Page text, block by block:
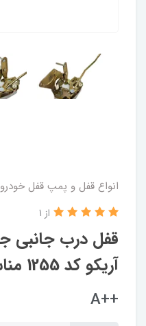
انواع قفل و پمپ قفل خودرو
قفل درب جانبی
آریکو کد 1255 مناسب پراید
از 1
++A